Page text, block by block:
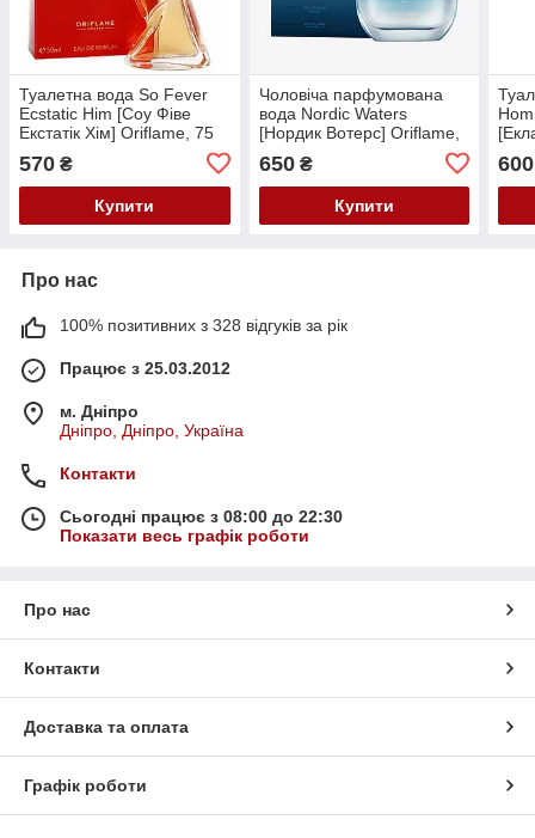
Туалетна вода So Fever
Ecstatic Him [Соу Фіве
Екстатік Хім] Oriflame, 75
570 ₴
Купити
Чоловіча парфумована
вода Nordic Waters
[Нордик Вотерс] Oriflame,
650₴
Купити
600
Про нас
100% позитивних з 328 відгуків за рік
Працює з 25.03.2012
м. Дніпро
Дніпро, Дніпро, Україна
Контакти
Сьогодні працює з 08:00 до 22:30
Показати весь графік роботи
Про нас
Контакти
Доставка та оплата
Графік роботи